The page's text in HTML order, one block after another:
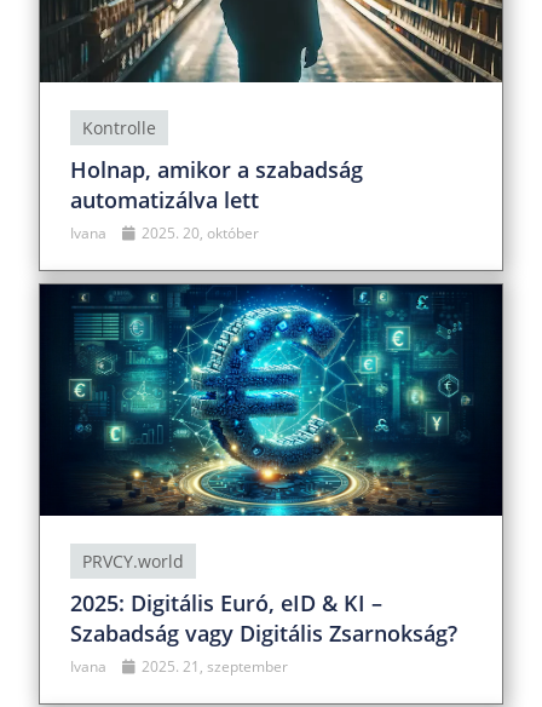
Kontrolle
Holnap, amikor a szabadság
automatizálva lett
Ivana 2025. 20, október
PRVCY.world
2025: Digitális Euró, eID & KI –
Szabadság vagy Digitális Zsarnokság?
Ivana 2025. 21, szeptember